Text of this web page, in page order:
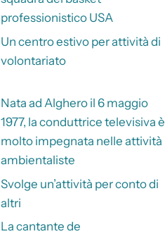
professionistico USA
Un centro estivo per attività di
volontariato
Nata ad Alghero il 6 maggio
1977, la conduttrice televisiva è
molto impegnata nelle attività
ambientaliste
Svolge un’attività per conto di
altri
La cantante de